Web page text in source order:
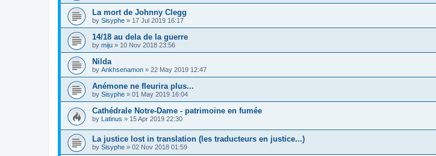
La mort de Johnny Clegg
by Sisyphe » 17 Jul 2019 16:17
14/18 au dela de la guerre
by miju » 10 Nov 2018 23:56
Nilda
by Ankhsenamon » 22 May 2019 12:47
Anémone ne fleurira plus...
by Sisyphe » 01 May 2019 16:04
Cathédrale Notre-Dame - patrimoine en fumée
by Latinus » 15 Apr 2019 22:30
La justice lost in translation (les traducteurs en justice...)
by Sisyphe » 02 Nov 2018 01:59